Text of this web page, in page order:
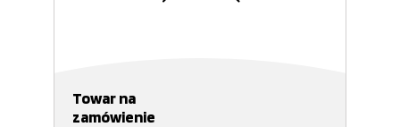
Towar na
zamówienie